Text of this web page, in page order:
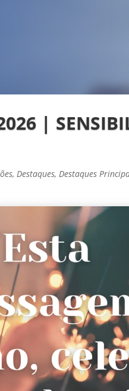
|
, Destaques, Destaques